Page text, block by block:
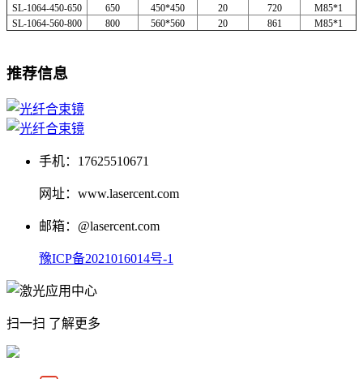
SL-1064-450-650
650 450*450 20 720
M85*1
SL-1064-560-800
800 560*560 20 861 M85*1
推荐信息
手机：17625510671
网址：www.lasercent.com
邮箱：@lasercent.com
豫ICP备2021016014号-1
扫一扫 了解更多